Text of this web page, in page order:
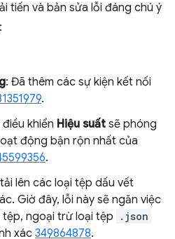
tiến và bản sửa lỗi đáng chú ý
: Đã thêm các sự kiện kết nối
.
khiển Hiệu suất sẽ phóng
động bận rộn nhất của
.
lên các loại tệp dấu vết
Giờ đây, lỗi này sẽ ngăn việc
tệp, ngoại trừ loại tệp
.json
xác349864878.